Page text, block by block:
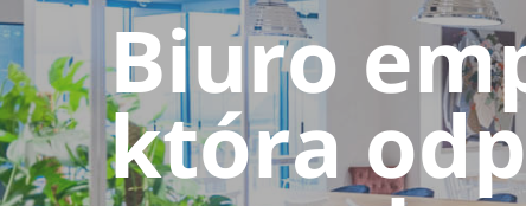
Biuro
która